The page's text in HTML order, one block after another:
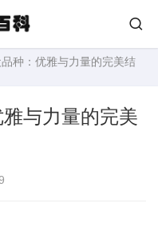
种：优雅与力量的完美结
与力量的完美